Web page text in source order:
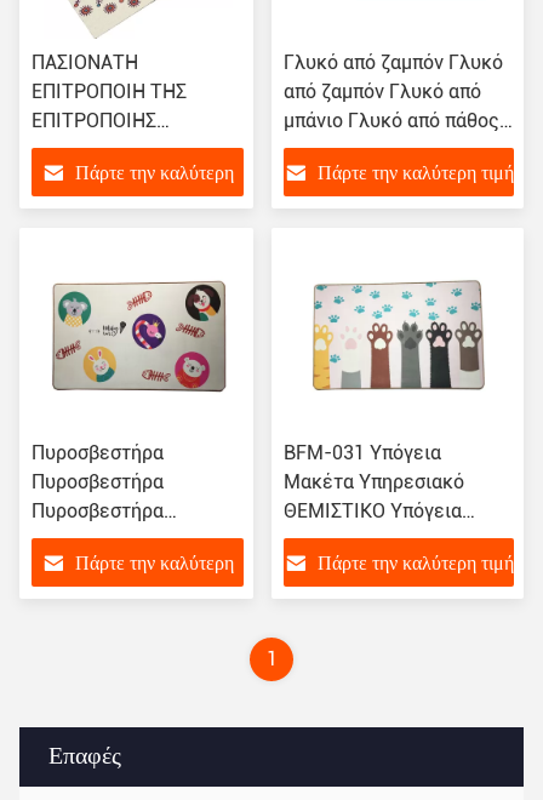
Επαφές
ΠΑΣΙΟΝΑΤΗ
ΕΠΙΤΡΟΠΟΙΗ ΤΗΣ
ΕΠΙΤΡΟΠΟΙΗΣ
ΕΠΙΤΡΟΠΟΙΗΣ
ΕΠΙΤΡΟΠΟΙΗΣ
ΕΠΙΤΡΟΠΟΙΗΣ
ΕΠΙΤΡΟΠΟΙΗΣ
ΕΠΙΤΡΟΠΟΙΗΣ
ΕΠΙΤΡΟΠΟΙΗΣ
ΕΠΙΤΡΟΠΟΙΑΣ
ΕΠΙΤΡΟΠΟΙΑΣ
ΕΠΙΤΡΟΠΟΙΑΣ
ΕΠΙΤΡΟΠΟΙΑΣ
ΕΠΙΤΡΟΠΟΙΑΣ
ΕΠΙΤΡΟΠΟΙΑΣ
Πάρτε την καλύτερη
Γλυκό από ζαμπόν Γλυκό
από ζαμπόν Γλυκό από
μπάνιο Γλυκό από πάθος
Γλυκό από σπίτι BFM-029
Πάρτε την καλύτερη τιμή
Πυροσβεστήρα
Πυροσβεστήρα
Πυροσβεστήρα
Πυροσβεστήρα
Πυροσβεστήρα
Πυροσβεστήρα
Πάρτε την καλύτερη
BFM-031 Υπόγεια
Μακέτα Υπηρεσιακό
ΘΕΜΙΣΤΙΚΟ Υπόγεια
Μακέτα Νέου Σχήματος
Υπόγεια Μακέτα
Υφάσματος
Πάρτε την καλύτερη τιμή
1